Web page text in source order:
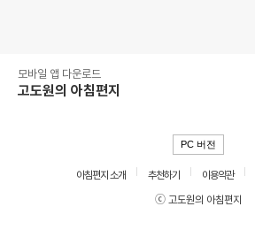
모바일 앱 다운로드
고도원의 아침편지
PC 버전
아침편지 소개 추천하기 이용약관
ⓒ 고도원의 아침편지